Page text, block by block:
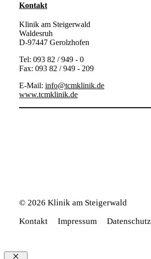
Kontakt
Klinik am Steigerwald
Waldesruh
D-97447 Gerolzhofen
Tel: 093 82 / 949 - 0
Fax: 093 82 / 949 - 209
E-Mail: info@tcmklinik.de
www.tcmklinik.de
© 2026 Klinik am Steigerwald
Kontakt
Impressum Datenschutz